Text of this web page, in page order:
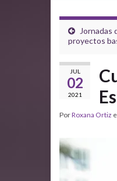
Jornadas
proyectos
JUL
02
2021
PorRoxana Ortiz